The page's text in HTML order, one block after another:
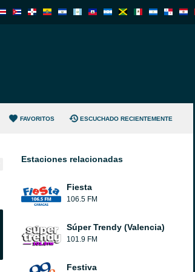
FAVORITOS ESCUCHADO RECIENTEMENTE
Estaciones relacionadas
Fiesta
106.5 FM
Súper Trendy (Valencia)
101.9 FM
Festiva